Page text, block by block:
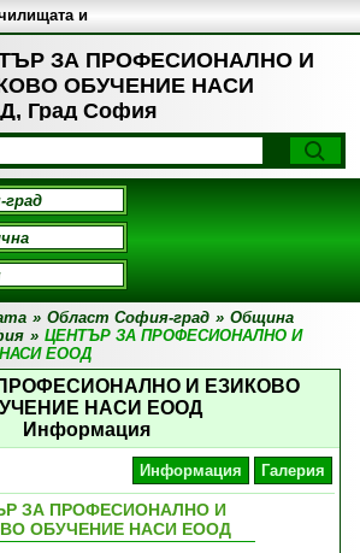
ЗА ПРОФЕСИОНАЛНО И
ОБУЧЕНИЕ НАСИ
Град София
и
в България
» Област София-град » Община
» ЦЕНТЪР ЗА ПРОФЕСИОНАЛНО И
ЕООД
И ЕЗИКОВО
НАСИ ЕООД
Информация
Информация Галерия
ЗА ПРОФЕСИОНАЛНО И
ОБУЧЕНИЕ НАСИ ЕООД